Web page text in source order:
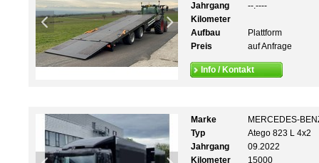
Jahrgang
--.----
Kilometer
Aufbau
Plattform
Preis
auf Anfrage
Info / Kontakt
Marke
MERCEDES-
Typ
Atego 823 L 4x2
Jahrgang
09.2022
Kilometer
15000